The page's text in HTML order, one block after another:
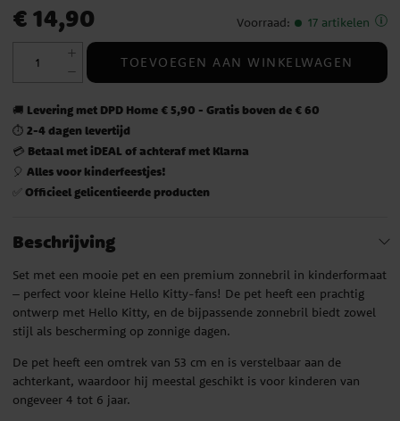
Prijs: € 14,90
€ 14,90 Voorraad: 17 artikelen
TOEVOEGEN AAN WINKELWAGEN
🚚 Levering met DPD Home € 5,90 - Gratis boven de € 60
⏱️ 2-4 dagen levertijd
💳 Betaal met iDEAL of achteraf met Klarna
🎈 Alles voor kinderfeestjes!
✅ Officieel gelicentieerde producten
Beschrijving
Set met een mooie pet en een premium zonnebril in kinderformaat
– perfect voor kleine Hello Kitty-fans! De pet heeft een prachtig
ontwerp met Hello Kitty, en de bijpassende zonnebril biedt zowel
stijl als bescherming op zonnige dagen.
De pet heeft een omtrek van 53 cm en is verstelbaar aan de
achterkant, waardoor hij meestal geschikt is voor kinderen van
ongeveer 4 tot 6 jaar.